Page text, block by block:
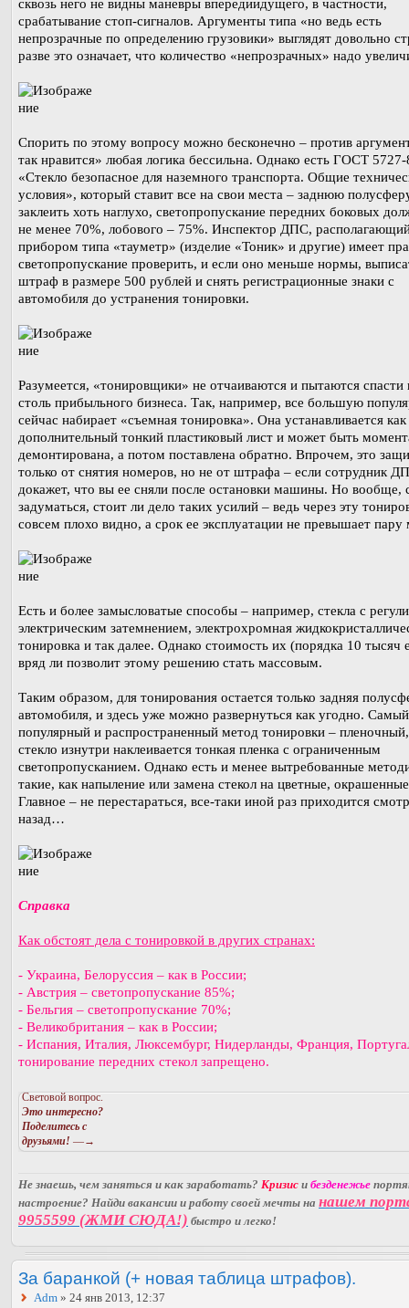
сквозь него не видны маневры впередиидущего, в частности,
срабатывание стоп-сигналов. Аргументы типа «но ведь есть
непрозрачные по определению грузовики» выглядят довольно
разве это означает, что количество «непрозрачных» надо
Спорить по этому вопросу можно бесконечно – против
так нравится» любая логика бессильна. Однако есть ГОСТ
«Стекло безопасное для наземного транспорта. Общие
условия», который ставит все на свои места – заднюю
заклеить хоть наглухо, светопропускание передних боковых
не менее 70%, лобового – 75%. Инспектор ДПС,
прибором типа «тауметр» (изделие «Тоник» и другие) имеет
светопропускание проверить, и если оно меньше нормы,
штраф в размере 500 рублей и снять регистрационные знаки с
автомобиля до устранения тонировки.
Разумеется, «тонировщики» не отчаиваются и пытаются спасти
столь прибыльного бизнеса. Так, например, все большую
сейчас набирает «съемная тонировка». Она устанавливается как
дополнительный тонкий пластиковый лист и может быть
демонтирована, а потом поставлена обратно. Впрочем, это
только от снятия номеров, но не от штрафа – если сотрудник
докажет, что вы ее сняли после остановки машины. Но вообще,
задуматься, стоит ли дело таких усилий – ведь через эту
совсем плохо видно, а срок ее эксплуатации не превышает пару
Есть и более замысловатые способы – например, стекла с
электрическим затемнением, электрохромная
тонировка и так далее. Однако стоимость их (порядка 10 тысяч
вряд ли позволит этому решению стать массовым.
Таким образом, для тонирования остается только задняя
автомобиля, и здесь уже можно развернуться как угодно. Самый
популярный и распространенный метод тонировки – пленочный,
стекло изнутри наклеивается тонкая пленка с ограниченным
светопропусканием. Однако есть и менее вытребованные
такие, как напыление или замена стекол на цветные,
Главное – не перестараться, все-таки иной раз приходится
назад…
Справка
Как обстоят дела с тонировкой в других странах:
- Украина, Белоруссия – как в России;
- Австрия – светопропускание 85%;
- Бельгия – светопропускание 70%;
- Великобритания – как в России;
- Испания, Италия, Люксембург, Нидерланды, Франция,
тонирование передних стекол запрещено.
Световой вопрос.
Это интересно?
Поделитесь с
друзьями! —→
Не знаешь, чем заняться и как заработать? Кризис и безденежье
настроение? Найди вакансии и работу своей мечты на нашем
9955599 (ЖМИ СЮДА!) быстро и легко!
За баранкой (+ новая таблица штрафов).
Adm » 24 янв 2013, 12:37